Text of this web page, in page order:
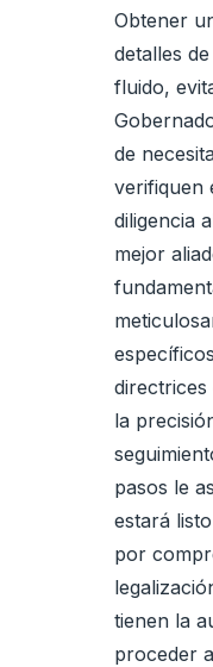
Obtener
detalles
fluido,
de
verifiquen
diligencia
mejor
la
pasos le
estará
por
tienen la
proceder